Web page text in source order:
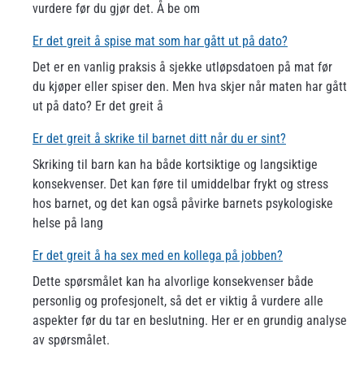
vurdere før du gjør det. Å be om
Er det greit å spise mat som har gått ut på dato?
Det er en vanlig praksis å sjekke utløpsdatoen på mat før
du kjøper eller spiser den. Men hva skjer når maten har gått
ut på dato? Er det greit å
Er det greit å skrike til barnet ditt når du er sint?
Skriking til barn kan ha både kortsiktige og langsiktige
konsekvenser. Det kan føre til umiddelbar frykt og stress
hos barnet, og det kan også påvirke barnets psykologiske
helse på lang
Er det greit å ha sex med en kollega på jobben?
Dette spørsmålet kan ha alvorlige konsekvenser både
personlig og profesjonelt, så det er viktig å vurdere alle
aspekter før du tar en beslutning. Her er en grundig analyse
av spørsmålet.